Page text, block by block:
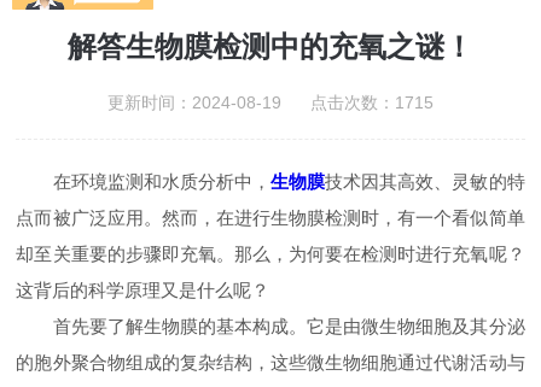
解答生物膜检测中的充氧之谜！
更新时间：2024-08-19 点击次数：1715
在环境监测和水质分析中，生物膜技术因其高效、灵敏的特
点而被广泛应用。然而，在进行生物膜检测时，有一个看似简单
却至关重要的步骤即充氧。那么，为何要在检测时进行充氧呢？
这背后的科学原理又是什么呢？
首先要了解生物膜的基本构成。它是由微生物细胞及其分泌
的胞外聚合物组成的复杂结构，这些微生物细胞通过代谢活动与